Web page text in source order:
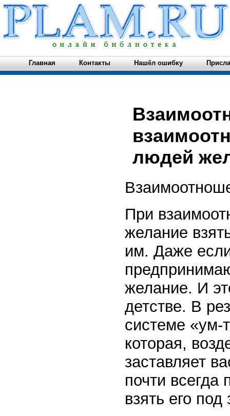
Главная Контакты Нашёл ошибку
людей
При
желание
им. Даже
желание. И
детстве. В
системе «ум-
которая,
заставляет
почти всегда
взять его под